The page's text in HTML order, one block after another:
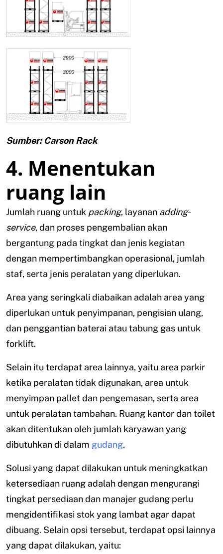
Sumber: Carson Rack
4. Menentukan
ruang lain
Jumlah ruang untuk packing, layanan adding-
service, dan proses pengembalian akan
bergantung pada tingkat dan jenis kegiatan
dengan mempertimbangkan operasional, jumlah
staf, serta jenis peralatan yang diperlukan.
Area yang seringkali diabaikan adalah area yang
diperlukan untuk penyimpanan, pengisian ulang,
dan penggantian baterai atau tabung gas untuk
forklift.
Selain itu terdapat area lainnya, yaitu area parkir
ketika peralatan tidak digunakan, area untuk
menyimpan pallet dan pengemasan, serta area
untuk peralatan tambahan. Ruang kantor dan toilet
akan ditentukan oleh jumlah karyawan yang
dibutuhkan di dalam gudang.
Solusi yang dapat dilakukan untuk meningkatkan
ketersediaan ruang adalah dengan mengurangi
tingkat persediaan dan manajer gudang perlu
mengidentifikasi stok yang lambat agar dapat
dibuang. Selain opsi tersebut, terdapat opsi lainnya
yang dapat dilakukan, yaitu: